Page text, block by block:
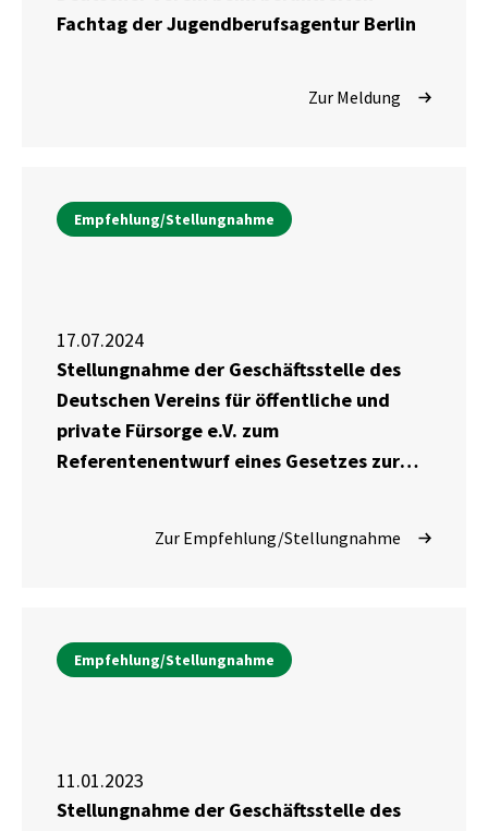
Fachtag der Jugendberufsagentur Berlin
Zur Meldung
Empfehlung/Stellungnahme
17.07.2024
Stellungnahme der Geschäftsstelle des
Deutschen Vereins für öffentliche und
private Fürsorge e.V. zum
Referentenentwurf eines Gesetzes zur
Arbeitsförderung (SGB III-
Soziales vom 18. Juni 2024
Zur Empfehlung/Stellungnahme
Empfehlung/Stellungnahme
11.01.2023
Stellungnahme der Geschäftsstelle des